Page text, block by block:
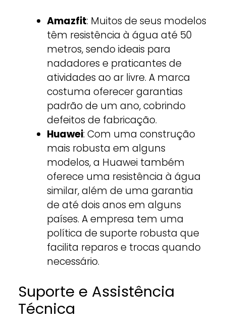
Amazfit: Muitos de seus modelos
têm resistência à água até 50
metros, sendo ideais para
nadadores e praticantes de
atividades ao ar livre. A marca
costuma oferecer garantias
padrão de um ano, cobrindo
defeitos de fabricação.
Huawei: Com uma construção
mais robusta em alguns
modelos, a Huawei também
oferece uma resistência à água
similar, além de uma garantia
de até dois anos em alguns
países. A empresa tem uma
política de suporte robusta que
facilita reparos e trocas quando
necessário.
Suporte e Assistência
Técnica